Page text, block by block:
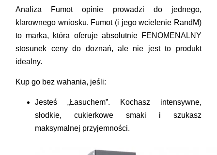
Analiza Fumot opinie prowadzi do jednego,
klarownego wniosku. Fumot (i jego wcielenie RandM)
to marka, która oferuje absolutnie FENOMENALNY
stosunek ceny do doznań, ale nie jest to produkt
idealny.
Kup go bez wahania, jeśli:
Jesteś„Łasuchem”. Kochasz intensywne,
słodkie, cukierkowe smaki i szukasz
maksymalnej przyjemności.